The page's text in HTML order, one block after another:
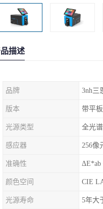
描述
品牌 3nh三
版本 带平板
光源类型 全光
感应器 256像
准确性 ΔE*ab
颜色空间
光源寿命 5年大